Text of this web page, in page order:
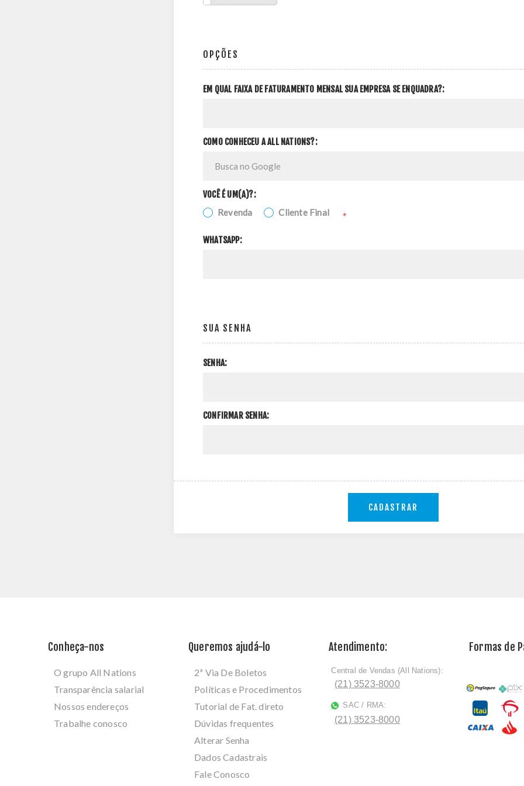
OPÇÕES
EM QUAL FAIXA DE FATURAMENTO MENSAL SUA EMPRESA SE ENQUADRA?:
COMO CONHECEU A ALL NATIONS?:
VOCÊ É UM(A)?:
Revenda Cliente Final *
WHATSAPP:
SUA SENHA
SENHA:
CONFIRMAR SENHA:
CADASTRAR
Conheça-nos
O grupo All Nations
Transparência salarial
Nossos endereços
Trabalhe conosco
Queremos ajudá-lo
2ª Via De Boletos
Políticas e Procedimentos
Tutorial de Fat. direto
Dúvidas frequentes
Alterar Senha
Dados Cadastrais
Fale Conosco
Atendimento:
ﾠCentral de Vendas (All Nations):
(21) 3523-8000
SAC / RMA:
(21) 3523-8000
Formas de